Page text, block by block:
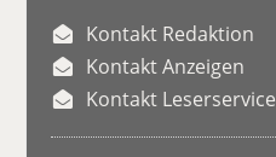
Kontakt Redaktion
Kontakt Anzeigen
Kontakt Leserservice